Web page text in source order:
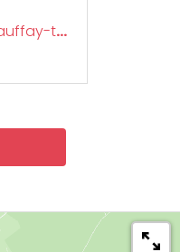
www.quibervillesurmer-auffay-tourisme.com